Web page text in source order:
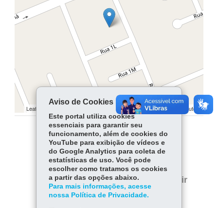
Leaflet | © contributors | © OpenStreetMap contributors
COMPARTILHE:
Facebook
Twitter
WhatsApp
Voltar Início
Imprimir
Baixar
Aviso de Cookies
Este portal utiliza cookies
essenciais para garantir seu
funcionamento, além de cookies do
YouTube para exibição de vídeos e
do Google Analytics para coleta de
estatísticas de uso. Você pode
escolher como tratamos os cookies
a partir das opções abaixo.
Para mais informações, acesse
nossa Política de Privacidade.